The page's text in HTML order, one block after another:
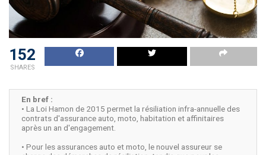
152
SHARES
En bref :
• La Loi Hamon de 2015 permet la résiliation infra-annuelle des
contrats d'assurance auto, moto, habitation et affinitaires
après un an d'engagement.
• Pour les assurances auto et moto, le nouvel assureur se